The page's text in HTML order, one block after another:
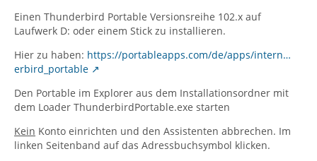
Einen Thunderbird Portable Versionsreihe 102.x auf
Laufwerk D: oder einem Stick zu installieren.
Hier zu haben: https://portableapps.com/de/apps/intern…
erbird_portable
Den Portable im Explorer aus dem Installationsordner mit
dem Loader ThunderbirdPortable.exe starten
Kein Konto einrichten und den Assistenten abbrechen. Im
linken Seitenband auf das Adressbuchsymbol klicken.